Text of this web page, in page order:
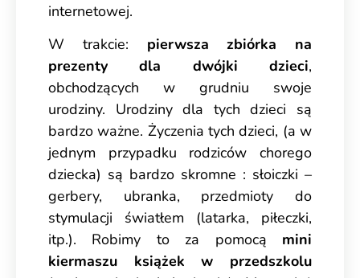
internetowej.
W trakcie: pierwsza zbiórka na
prezenty dla dwójki dzieci,
obchodzących w grudniu swoje
urodziny. Urodziny dla tych dzieci są
bardzo ważne. Życzenia tych dzieci, (a w
jednym przypadku rodziców chorego
dziecka) są bardzo skromne : słoiczki –
gerbery, ubranka, przedmioty do
stymulacji światłem (latarka, piłeczki,
itp.). Robimy to za pomocą mini
kiermaszu książek w przedszkolu